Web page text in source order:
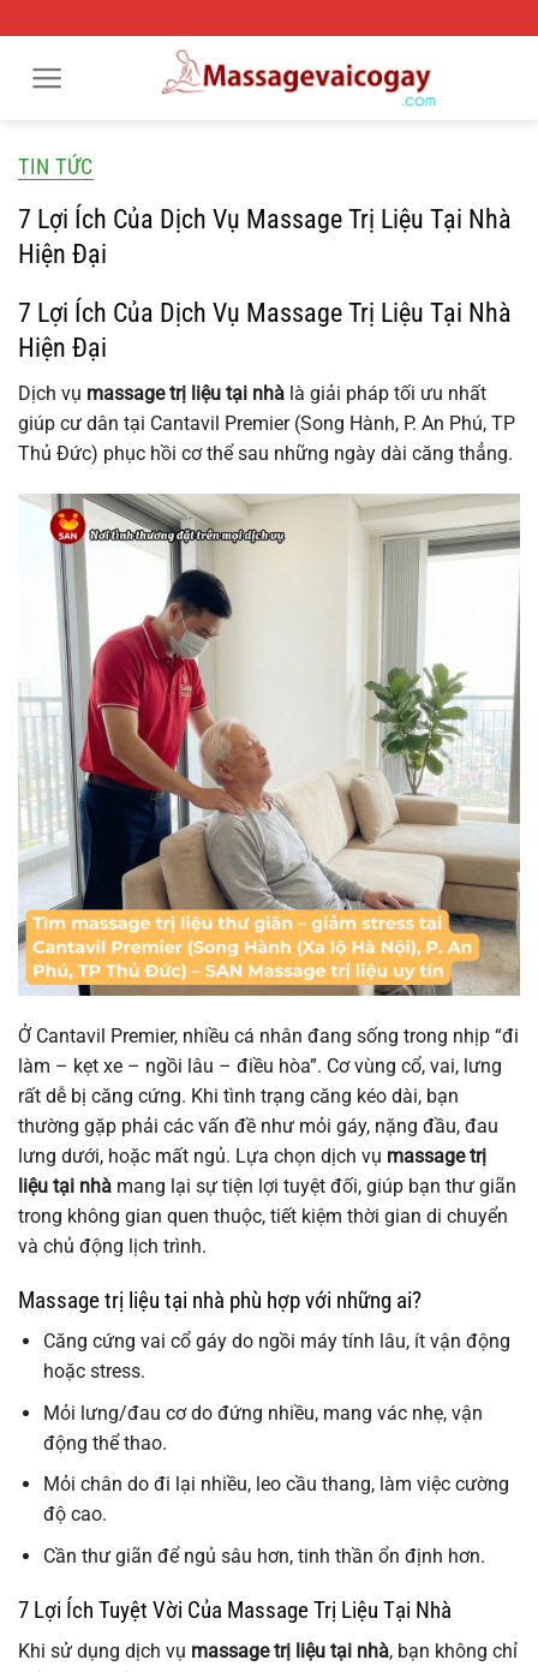
qua
TIN TỨC
7 Lợi Ích Của Dịch Vụ Massage Trị Liệu Tại Nhà
Hiện Đại
7 Lợi Ích Của Dịch Vụ Massage Trị Liệu Tại Nhà
Hiện Đại
Dịch vụ massage trị liệu tại nhà là giải pháp tối ưu nhất
giúp cư dân tại Cantavil Premier (Song Hành, P. An Phú, TP
Thủ Đức) phục hồi cơ thể sau những ngày dài căng thẳng.
Ở Cantavil Premier, nhiều cá nhân đang sống trong nhịp “đi
làm – kẹt xe – ngồi lâu – điều hòa”. Cơ vùng cổ, vai, lưng
rất dễ bị căng cứng. Khi tình trạng căng kéo dài, bạn
thường gặp phải các vấn đề như mỏi gáy, nặng đầu, đau
lưng dưới, hoặc mất ngủ. Lựa chọn dịch vụ massage trị
liệu tại nhà mang lại sự tiện lợi tuyệt đối, giúp bạn thư giãn
trong không gian quen thuộc, tiết kiệm thời gian di chuyển
và chủ động lịch trình.
Massage trị liệu tại nhà phù hợp với những ai?
Căng cứng vai cổ gáy do ngồi máy tính lâu, ít vận động
hoặc stress.
Mỏi lưng/đau cơ do đứng nhiều, mang vác nhẹ, vận
động thể thao.
Mỏi chân do đi lại nhiều, leo cầu thang, làm việc cường
độ cao.
Cần thư giãn để ngủ sâu hơn, tinh thần ổn định hơn.
7 Lợi Ích Tuyệt Vời Của Massage Trị Liệu Tại Nhà
Khi sử dụng dịch vụ massage trị liệu tại nhà, bạn không chỉ